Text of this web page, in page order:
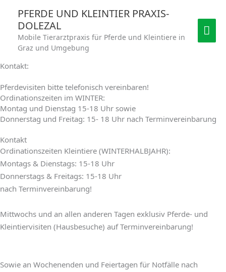
content
PFERDE UND KLEINTIER PRAXIS-
DOLEZAL
Mobile Tierarztpraxis für Pferde und Kleintiere in
Graz und Umgebung
Kontakt:
Pferdevisiten bitte telefonisch vereinbaren!
Ordinationszeiten im WINTER:
Montag und Dienstag 15-18 Uhr sowie
Donnerstag und Freitag: 15- 18 Uhr nach Terminvereinbarung
Kontakt
Ordinationszeiten Kleintiere (WINTERHALBJAHR):
Montags & Dienstags: 15-18 Uhr
Donnerstags & Freitags: 15-18 Uhr
nach Terminvereinbarung!
Mittwochs und an allen anderen Tagen exklusiv Pferde- und
Kleintiervisiten (Hausbesuche) auf Terminvereinbarung!
Sowie an Wochenenden und Feiertagen für Notfälle nach